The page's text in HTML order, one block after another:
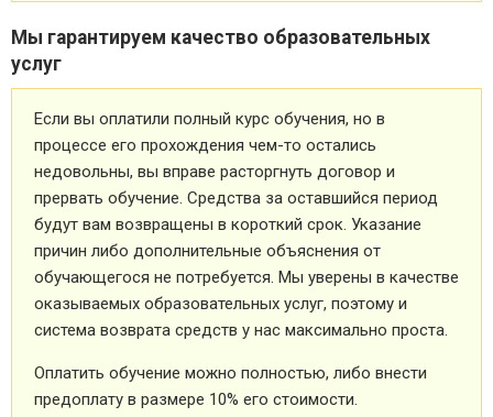
Мы гарантируем качество образовательных
услуг
Если вы оплатили полный курс обучения, но в
процессе его прохождения чем-то остались
недовольны, вы вправе расторгнуть договор и
прервать обучение. Средства за оставшийся период
будут вам возвращены в короткий срок. Указание
причин либо дополнительные объяснения от
обучающегося не потребуется. Мы уверены в качестве
оказываемых образовательных услуг, поэтому и
система возврата средств у нас максимально проста.
Оплатить обучение можно полностью, либо внести
предоплату в размере 10% его стоимости.